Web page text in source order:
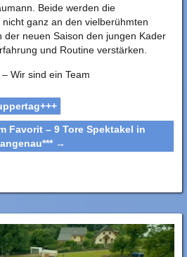
Beide werden die
ganz an den vielberühmten
der neuen Saison den jungen Kader
und Routine verstärken.
Wir sind ein Team
Favorit – 9 Tore Spektakel in
→